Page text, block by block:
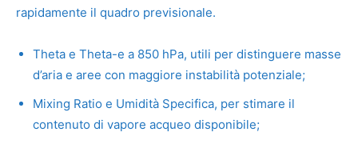
rapidamente il quadro previsionale.
Theta e Theta-e a 850 hPa, utili per distinguere masse
d’aria e aree con maggiore instabilità potenziale;
Mixing Ratio e Umidità Specifica, per stimare il
contenuto di vapore acqueo disponibile;